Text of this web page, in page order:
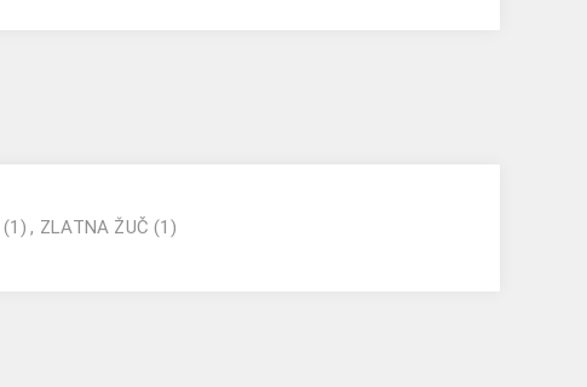
(1) , ZLATNA ŽUČ (1)